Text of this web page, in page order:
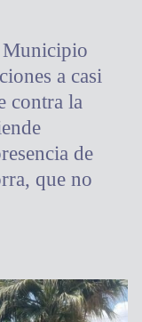
Municipio
a casi
contra la
de
que no